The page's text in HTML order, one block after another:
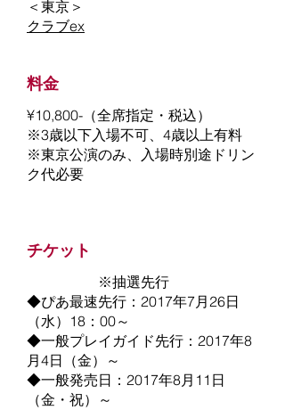
＜東京＞​
​クラブex
料金
¥10,800-（全席指定・税込）
※3歳以下入場不可、4歳以上有料
​※東京公演のみ、入場時別途ドリン
ク代必要
チケット
※抽選先行
◆ぴあ最速先行：2017年7月26日
（水）18：00～
◆一般プレイガイド先行：2017年8
月4日（金）～
◆一般発売日：2017年8月11日
（金・祝）～